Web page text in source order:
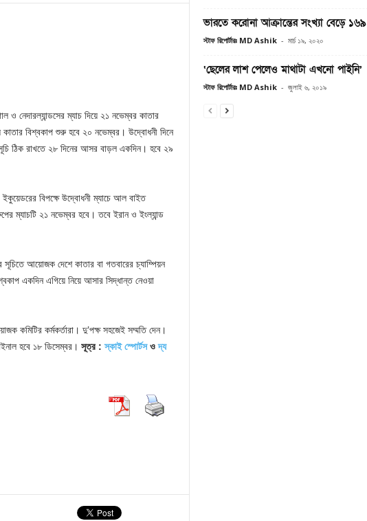
ও নেদারল্যান্ডসের ম্যাচ দিয়ে ২১ নভেম্বর কাতার
কাতার বিশ্বকাপ শুরু হবে ২০ নভেম্বর। উদ্বোধনী দিনে
ঠিক রাখতে ২৮ দিনের আসর বাড়ল একদিন। হবে ২৯
বিপক্ষে উদ্বোধনী ম্যাচে আল বাইত
ম্যাচটি ২১ নভেম্বর হবে। তবে ইরান ও ইংল্যান্ড
আয়োজক দেশে কাতার বা গতবারের চ্যাম্পিয়ন
একদিন এগিয়ে নিয়ে আসার সিদ্ধান্ত নেওয়া
কমিটির কর্মকর্তারা। দু’পক্ষ সহজেই সম্মতি দেন।
হবে ১৮ ডিসেম্বর। সূত্র :স্কাই স্পোর্টসওদ্য
ভারতে করোনা আক্রান্তের সংখ্যা বেড়ে ১৬৯
স্টাফ রিপোর্টারঃ MD Ashik - মার্চ ১৯, ২০২০
‘ছেলের লাশ পেলেও মাথাটা এখনো পাইনি’
স্টাফ রিপোর্টারঃ MD Ashik - জুলাই ৬, ২০১৯